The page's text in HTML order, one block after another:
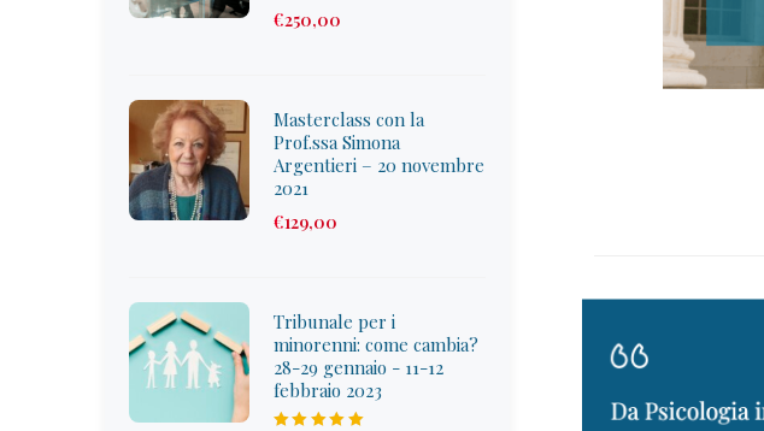
€250,00
Masterclass con la
Prof.ssa Simona
Argentieri – 20 novembre
2021
€129,00
Tribunale per i
minorenni: come cambia?
28-29 gennaio - 11-12
febbraio 2023